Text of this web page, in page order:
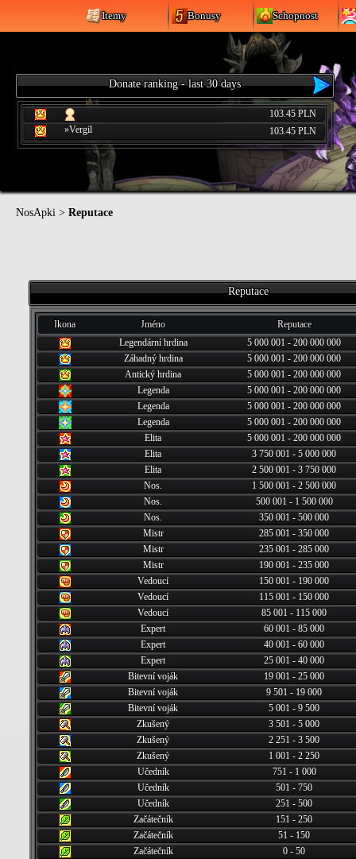
Itemy Bonusy Schopnost
Donate ranking - last 30 days
103.45 PLN
»Vergil
103.45 PLN
NosApki > Reputace
Reputace
Ikona Jméno
Reputace
Legendární hrdina
5 000 001 - 200 000 000
Záhadný hrdina
5 000 001 - 200 000 000
Antický hrdina
5 000 001 - 200 000 000
Legenda
5 000 001 - 200 000 000
Legenda
5 000 001 - 200 000 000
Legenda
5 000 001 - 200 000 000
Elita
5 000 001 - 200 000 000
Elita
3 750 001 - 5 000 000
Elita
2 500 001 - 3 750 000
Nos.
1 500 001 - 2 500 000
Nos.
500 001 - 1 500 000
Nos.
350 001 - 500 000
Mistr
285 001 - 350 000
Mistr
235 001 - 285 000
Mistr
190 001 - 235 000
Vedoucí
150 001 - 190 000
Vedoucí
115 001 - 150 000
Vedoucí
85 001 - 115 000
Expert
60 001 - 85 000
Expert
40 001 - 60 000
Expert
25 001 - 40 000
Bitevní voják
19 001 - 25 000
Bitevní voják
9 501 - 19 000
Bitevní voják
5 001 - 9 500
Zkušený
3 501 - 5 000
Zkušený
2 251 - 3 500
Zkušený
1 001 - 2 250
Učedník
751 - 1 000
Učedník
501 - 750
Učedník
251 - 500
Začátečník
151 - 250
Začátečník
51 - 150
Začátečník
0 - 50